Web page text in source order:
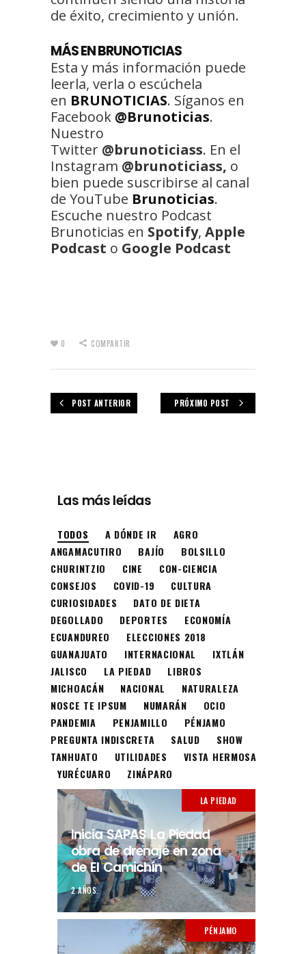
de éxito, crecimiento y unión.
MÁS EN BRUNOTICIAS
Esta y más información puede
leerla, verla o escúchela
en BRUNOTICIAS. Síganos en
Facebook @Brunoticias.
Nuestro
Twitter @brunoticiass. En el
Instagram @brunoticiass, o
bien puede suscribirse al canal
de YouTube Brunoticias.
Escuche nuestro Podcast
Brunoticias en Spotify, Apple
Podcast o Google Podcast
0 COMPARTIR
POST ANTERIOR PRÓXIMO POST
Las más leídas
TODOS A DÓNDE IR
AGRO
ANGAMACUTIRO
BAJÍO
BOLSILLO
CHURINTZIO
CINE
CON-CIENCIA
CONSEJOS
COVID-19
CULTURA
CURIOSIDADES
DATO DE DIETA
DEGOLLADO
DEPORTES
ECONOMÍA
ECUANDUREO
ELECCIONES 2018
GUANAJUATO
INTERNACIONAL
IXTLÁN
JALISCO
LA PIEDAD
LIBROS
MICHOACÁN
NACIONAL
NATURALEZA
NOSCE TE IPSUM
NUMARÁN
OCIO
PANDEMIA
PENJAMILLO
PÉNJAMO
PREGUNTA INDISCRETA
SALUD
SHOW
TANHUATO
UTILIDADES
VISTA HERMOSA
YURÉCUARO
ZINÁPARO
LA PIEDAD
Inicia SAPAS La Piedad
obra de drenaje en zona
de El Camichín
2 AÑOS.
PÉNJAMO